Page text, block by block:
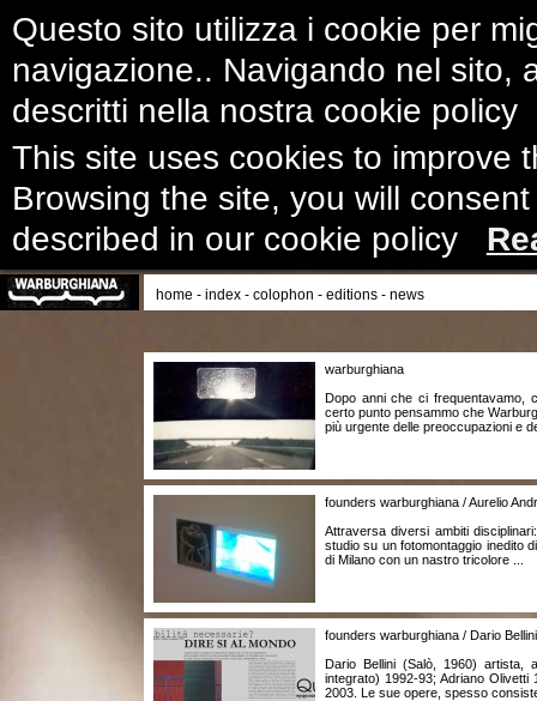
Questo sito utilizza i cookie per
navigazione.. Navigando nel sito,
descritti nella nostra cookie
This site uses cookies to improve
Browsing the site, you will
described in our cookie policy
home - index - colophon - editions - news
warburghiana
Dopo anni che ci frequentavamo,
certo punto pensammo che
più urgente delle preoccupazioni e
founders warburghiana / Aurelio
Attraversa diversi ambiti
studio su un fotomontaggio inedito
di Milano con un nastro tricolore ...
founders warburghiana / Dario Bellini
Dario Bellini (Salò, 1960) artista,
integrato) 1992-93; Adriano
2003. Le sue opere, spesso